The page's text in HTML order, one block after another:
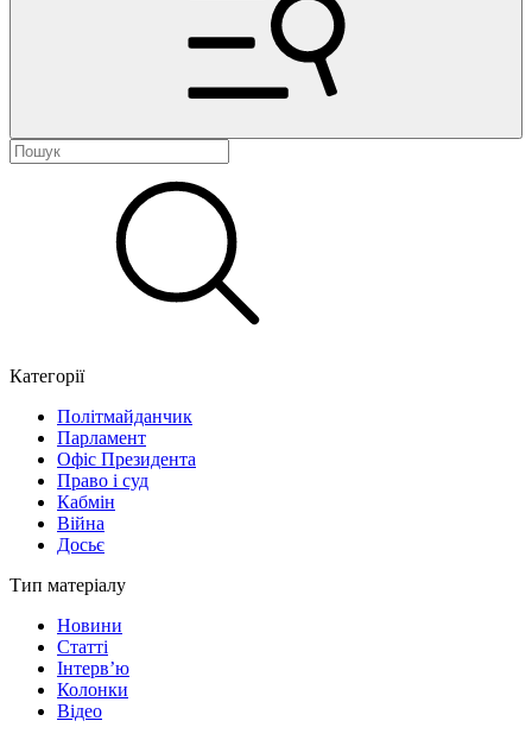
Категорії
Політмайданчик
Парламент
Офіс Президента
Право і суд
Кабмін
Війна
Досьє
Тип матеріалу
Новини
Статті
Інтерв’ю
Колонки
Відео